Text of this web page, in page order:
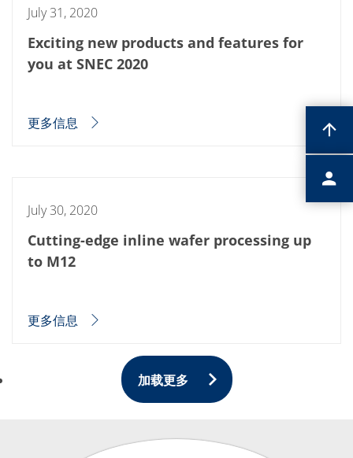
July 31, 2020
Exciting new products and features for
you at SNEC 2020
更多信息
July 30, 2020
Cutting-edge inline wafer processing up
to M12
更多信息
加载更多